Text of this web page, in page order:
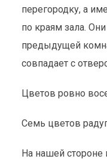
перегородку, а
по краям зала.
предыдущей
совпадает с
Цветов ровно
Семь цветов
На нашей стороне